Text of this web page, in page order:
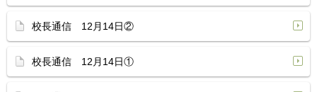
校長通信 12月14日②
校長通信 12月14日①